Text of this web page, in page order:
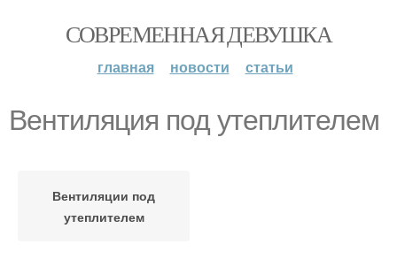
СОВРЕМЕННАЯ ДЕВУШКА
главная новости статьи
Вентиляция под утеплителем
Вентиляции под
утеплителем